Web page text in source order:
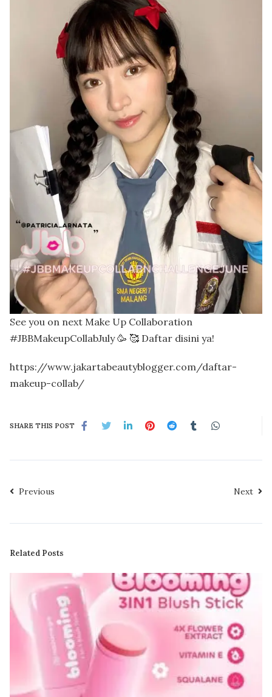
See you on next Make Up Collaboration
#JBBMakeupCollabJuly 🥳 🥰 Daftar disini ya!
https://www.jakartabeautyblogger.com/daftar-
makeup-collab/
SHARE THIS POST
Previous Next
Related Posts